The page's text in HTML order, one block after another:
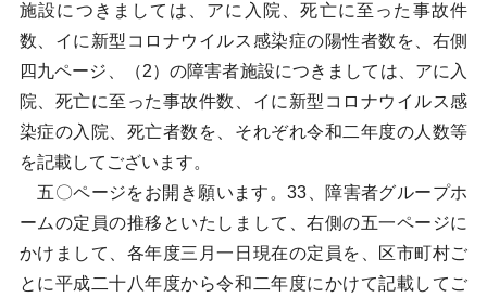
施設につきましては、アに入院、死亡に至った事故件
数、イに新型コロナウイルス感染症の陽性者数を、右側
四九ページ、（2）の障害者施設につきましては、アに入
院、死亡に至った事故件数、イに新型コロナウイルス感
染症の入院、死亡者数を、それぞれ令和二年度の人数等
を記載してございます。
五〇ページをお開き願います。33、障害者グループホ
ームの定員の推移といたしまして、右側の五一ページに
かけまして、各年度三月一日現在の定員を、区市町村ご
とに平成二十八年度から令和二年度にかけて記載してご